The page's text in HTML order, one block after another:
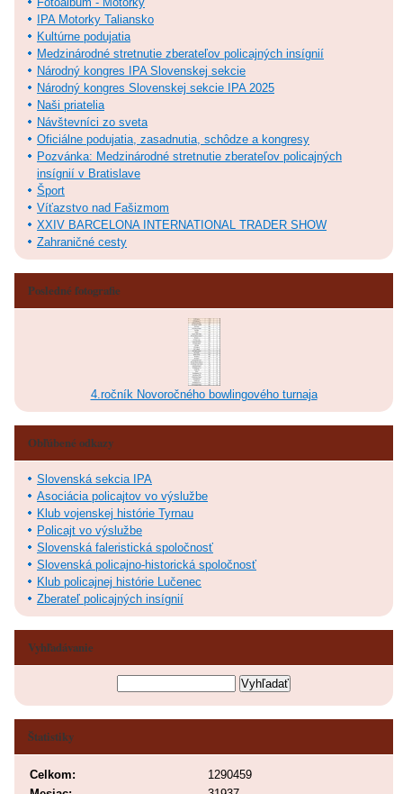
IPA Motorky Taliansko
Kultúrne podujatia
Medzinárodné stretnutie zberateľov policajných insígnií
Národný kongres IPA Slovenskej sekcie
Národný kongres Slovenskej sekcie IPA 2025
Naši priatelia
Návštevníci zo sveta
Oficiálne podujatia, zasadnutia, schôdze a kongresy
Pozvánka: Medzinárodné stretnutie zberateľov policajných
insígnií v Bratislave
Šport
Víťazstvo nad Fašizmom
XXIV BARCELONA INTERNATIONAL TRADER SHOW
Zahraničné cesty
Posledné fotografie
4.ročník Novoročného bowlingového turnaja
Obľúbené odkazy
Slovenská sekcia IPA
Asociácia policajtov vo výslužbe
Klub vojenskej histórie Tyrnau
Policajt vo výslužbe
Slovenská faleristická spoločnosť
Slovenská policajno-historická spoločnosť
Klub policajnej histórie Lučenec
Zberateľ policajných insígnií
Vyhľadávanie
Štatistiky
Celkom:
1290459